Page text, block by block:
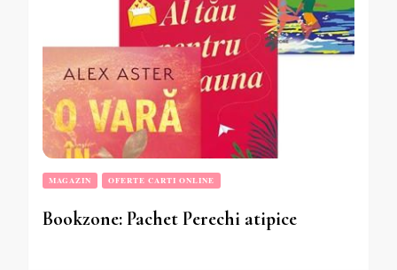
MAGAZIN OFERTE CARTI ONLINE
Bookzone: Pachet Perechi atipice